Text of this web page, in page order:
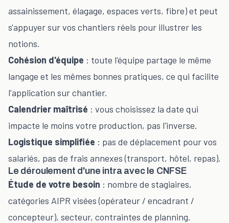
assainissement, élagage, espaces verts, fibre) et peut
s'appuyer sur vos chantiers réels pour illustrer les
notions.
Cohésion d'équipe : toute l'équipe partage le même
langage et les mêmes bonnes pratiques, ce qui facilite
l'application sur chantier.
Calendrier maîtrisé : vous choisissez la date qui
impacte le moins votre production, pas l'inverse.
Logistique simplifiée : pas de déplacement pour vos
salariés, pas de frais annexes (transport, hôtel, repas).
Le déroulement d'une intra avec le CNFSE
Étude de votre besoin : nombre de stagiaires,
catégories AIPR visées (opérateur / encadrant /
concepteur), secteur, contraintes de planning.